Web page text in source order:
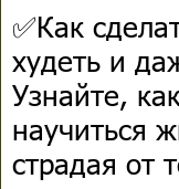
✅Как
худеть и
Узнайте,
научиться
страдая от